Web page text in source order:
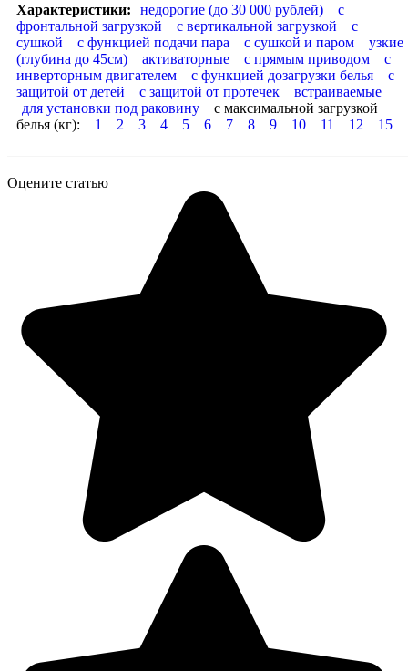
Характеристики:
недорогие (до 30 000 рублей)
с
фронтальной загрузкой
с вертикальной загрузкой
с
сушкой
с функцией подачи пара с сушкой и паром
узкие
(глубина до 45см)
активаторные с прямым приводом
с
инверторным двигателем
с функцией дозагрузки белья
с
защитой от детей
с защитой от протечек
встраиваемые
для установки под раковину
с максимальной загрузкой
белья (кг):
1 2 3 4 5 6 7 8 9 10 11 12 15
Оцените статью